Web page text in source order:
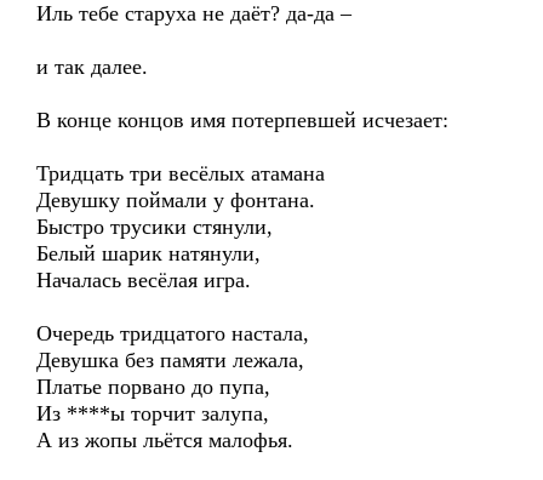
Иль тебе старуха не даёт? да-да –
и так далее.
В конце концов имя потерпевшей исчезает:
Тридцать три весёлых атамана
Девушку поймали у фонтана.
Быстро трусики стянули,
Белый шарик натянули,
Началась весёлая игра.
Очередь тридцатого настала,
Девушка без памяти лежала,
Платье порвано до пупа,
Из ****ы торчит залупа,
А из жопы льётся малофья.